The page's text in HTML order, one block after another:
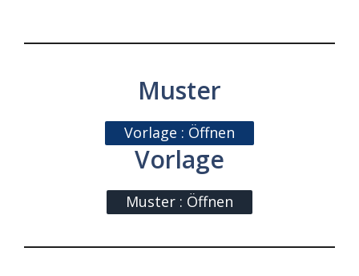
Muster
Vorlage : Öffnen
Vorlage
Muster : Öffnen